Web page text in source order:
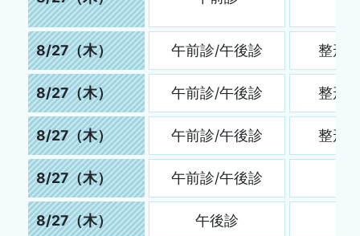
8/27（木） 午前診/午後診 整形
8/27（木） 午前診/午後診 整形
8/27（木） 午前診/午後診 整形
8/27（木） 午前診/午後診
8/27（木） 午後診